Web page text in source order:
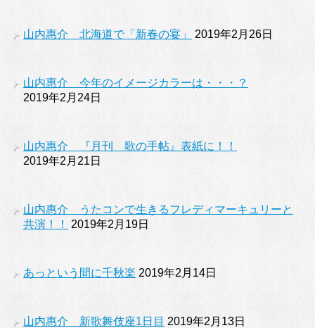
山内惠介 北海道で「新春の宴」 2019年2月26日
山内惠介 今年のイメージカラーは・・・？
2019年2月24日
山内惠介 『月刊 歌の手帖』表紙に！！
2019年2月21日
山内惠介 うたコンで生きるフレディマーキュリーと
共演！！
2019年2月19日
あっという間に千秋楽 2019年2月14日
山内惠介 新歌舞伎座1日目 2019年2月13日